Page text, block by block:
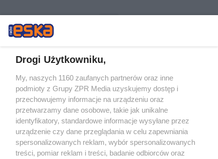
Drogi Użytkowniku,
My, naszych 1160 zaufanych partnerów oraz inne
podmioty z Grupy ZPR Media uzyskujemy dostęp i
przechowujemy informacje na urządzeniu oraz
przetwarzamy dane osobowe, takie jak unikalne
identyfikatory, standardowe informacje wysyłane przez
urządzenie czy dane przeglądania w celu zapewniania
spersonalizowanych reklam, wybór spersonalizowanych
treści, pomiar reklam i treści, badanie odbiorców oraz